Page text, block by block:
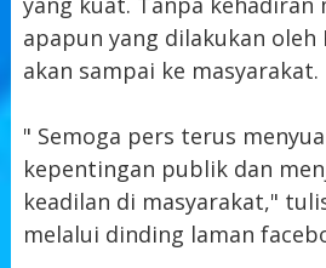
apapun yang dilakukan oleh
akan sampai ke masyarakat.
" Semoga pers terus
kepentingan publik dan
keadilan di masyarakat,"
melalui dinding laman